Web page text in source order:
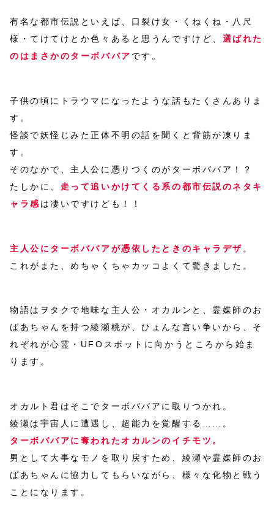
有名な都市伝説といえば、口裂け女・くねくね・八尺
様・てけてけとか色々あると思うんですけど、 選ばれた
のはまさかのターボババア です。
子供の頃にトラウマになったような話もたくさんありま
す。
怪談で妖怪じみた正体不明の話を聞くと背筋が凍りま
す。
そのなかで、主人公に憑りつくのがターボババア！？
たしかに、 走って追いかけてくる系の都市伝説のネタキ
ャラ感 は凄いですけども！！
主人公にターボババアが憑依したときのキャラデザ 。
これがまた、めちゃくちゃカッコよくて驚きました。
物語はヲタクで地味な主人公・オカルンと、霊媒師のお
ばあちゃんを持つ綾瀬桃が、ひょんな言い争いから、そ
れぞれが心霊・UFOスポットに向かうところから始ま
ります。
オカルト君はそこでターボババアに取りつかれ。
綾瀬は宇宙人に遭遇し、超能力を覚醒する……。
ターボババアに奪われたオカルンのイチモツ。
男として大事なモノを取り戻すため、綾瀬や霊媒師のお
ばあちゃんに協力してもらいながら、様々な化物と戦う
ことになります。